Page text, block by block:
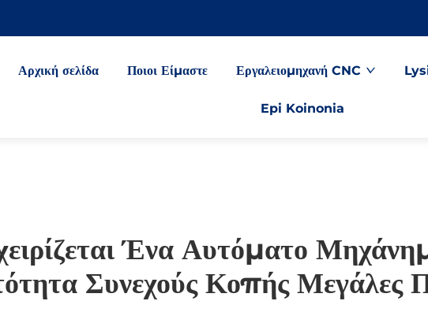
Αρχική σελίδα Ποιοι Είμαστε Εργαλειομηχανή CNC
Epi Koinonia
Ένα Αυτόματο
Συνεχούς Κοπής Μεγάλες